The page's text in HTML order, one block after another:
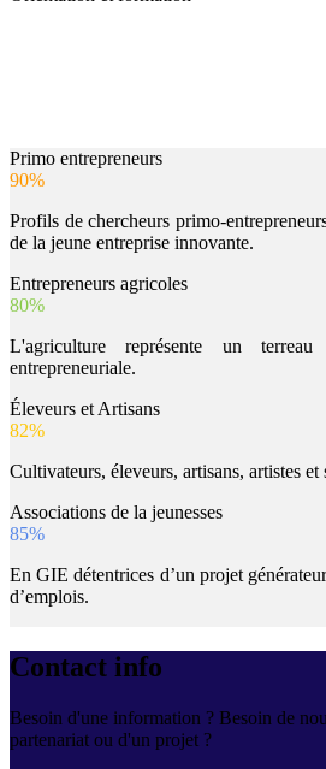
Primo entrepreneurs
90%
Profils de chercheurs primo-
de la jeune entreprise innovante.
Entrepreneurs agricoles
80%
L'agriculture représente un
entrepreneuriale.
Éleveurs et Artisans
82%
Cultivateurs, éleveurs, artisans, artistes et
Associations de la jeunesses
85%
En GIE détentrices d’un projet
d’emplois.
Contact info
Besoin d'une information ? Besoin de
partenariat ou d'un projet ?